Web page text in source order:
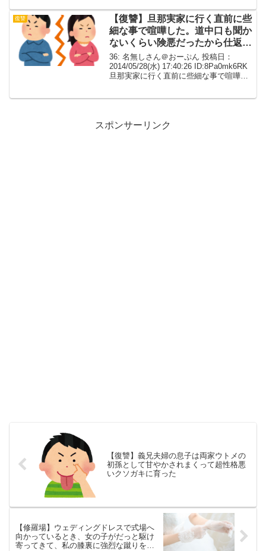
や担任に相談したけ...
復讐
【復讐】旦那実家に行く直前に些
細な事で喧嘩した。道中口も聞か
ないくらい険悪だったから仕返し
してやった。
36: 名無しさん＠おーぷん 投稿日：
2014/05/28(水) 17:40:26 ID:8Pa0mk6RK
旦那実家に行く直前に些細な事で喧嘩し
スポンサーリンク
【復讐】義兄夫婦の息子は両家ウトメの
初孫として甘やかされまくって超性格悪
いクソガキに育った
【修羅場】ウェディングドレスで式場へ
向かっているとき、女の子がだっと駆け
寄ってきて、私の膝裏に強烈な蹴りを入